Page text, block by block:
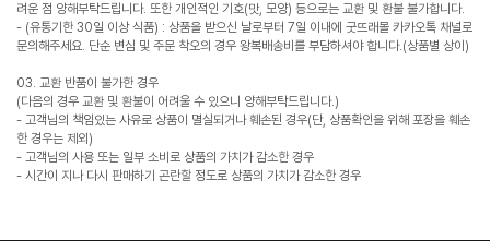
려운 점 양해부탁드립니다. 또한 개인적인 기호(맛, 모양) 등으로는 교환 및 환불 불가합니다.
- (유통기한 30일 이상 식품) : 상품을 받으신 날로부터 7일 이내에 굿뜨래몰 카카오톡 채널로
문의해주세요. 단순 변심 및 주문 착오의 경우 왕복배송비를 부담하셔야 합니다.(상품별 상이)
03. 교환 반품이 불가한 경우
(다음의 경우 교환 및 환불이 어려울 수 있으니 양해부탁드립니다.)
- 고객님의 책임있는 사유로 상품이 멸실되거나 훼손된 경우(단, 상품확인을 위해 포장을 훼손
한 경우는 제외)
- 고객님의 사용 또는 일부 소비로 상품의 가치가 감소한 경우
- 시간이 지나 다시 판매하기 곤란할 정도로 상품의 가치가 감소한 경우